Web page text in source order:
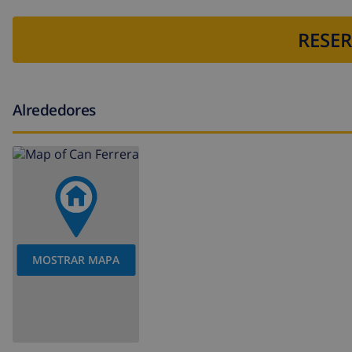
Alrededores
MOSTRAR MAPA